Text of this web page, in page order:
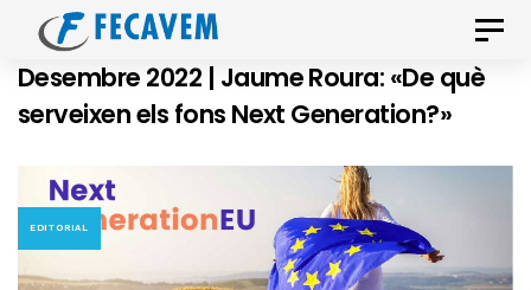
Skip
links
primary
navigation
content
Toggle
Desembre 2022 | Jaume Roura: «De què
serveixen els fons Next Generation?»
EDITORIAL